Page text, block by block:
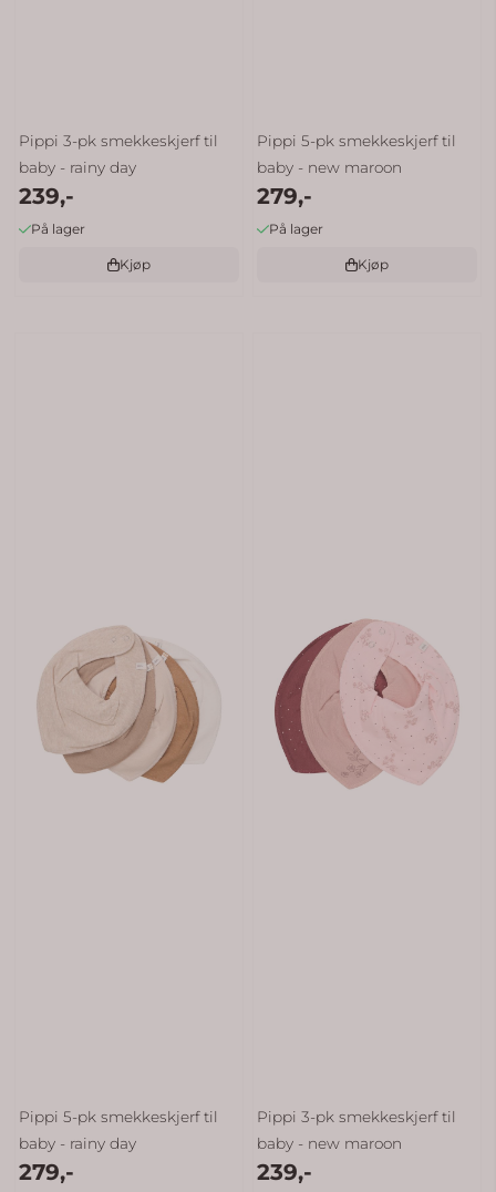
Pippi 3-pk smekkeskjerf til
baby - rainy day
239,-
På lager
Kjøp
Pippi 5-pk smekkeskjerf til
baby - new maroon
279,-
På lager
Kjøp
Pippi 5-pk smekkeskjerf til
baby - rainy day
279,-
Pippi 3-pk smekkeskjerf til
baby - new maroon
239,-